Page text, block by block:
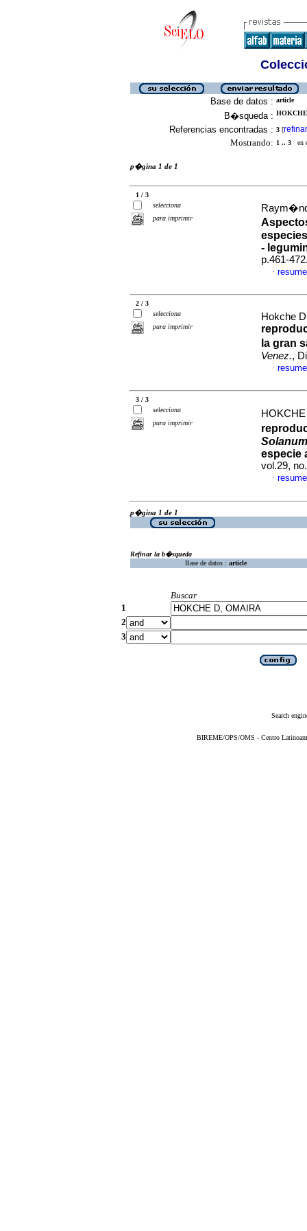
Base de datos : article
B�squeda :
Referencias encontradas : 3 [refinar
Mostrando: 1 .. 3 en
p�gina 1 de 1
1 / 3
selecciona
para imprimir
-
p.461-
·
2 / 3
selecciona
para imprimir
Hokche
la gran
Venez.,
·
3 / 3
selecciona
para imprimir
especie
vol.29,
·
p�gina 1 de 1
Refinar la b�squeda
Base de datos : article
Buscar
1
2
3
Search
BIREME/OPS/OMS - Centro